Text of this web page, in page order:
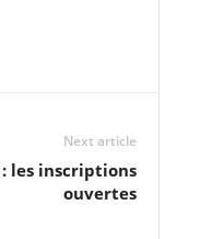
Next article
: les inscriptions
ouvertes